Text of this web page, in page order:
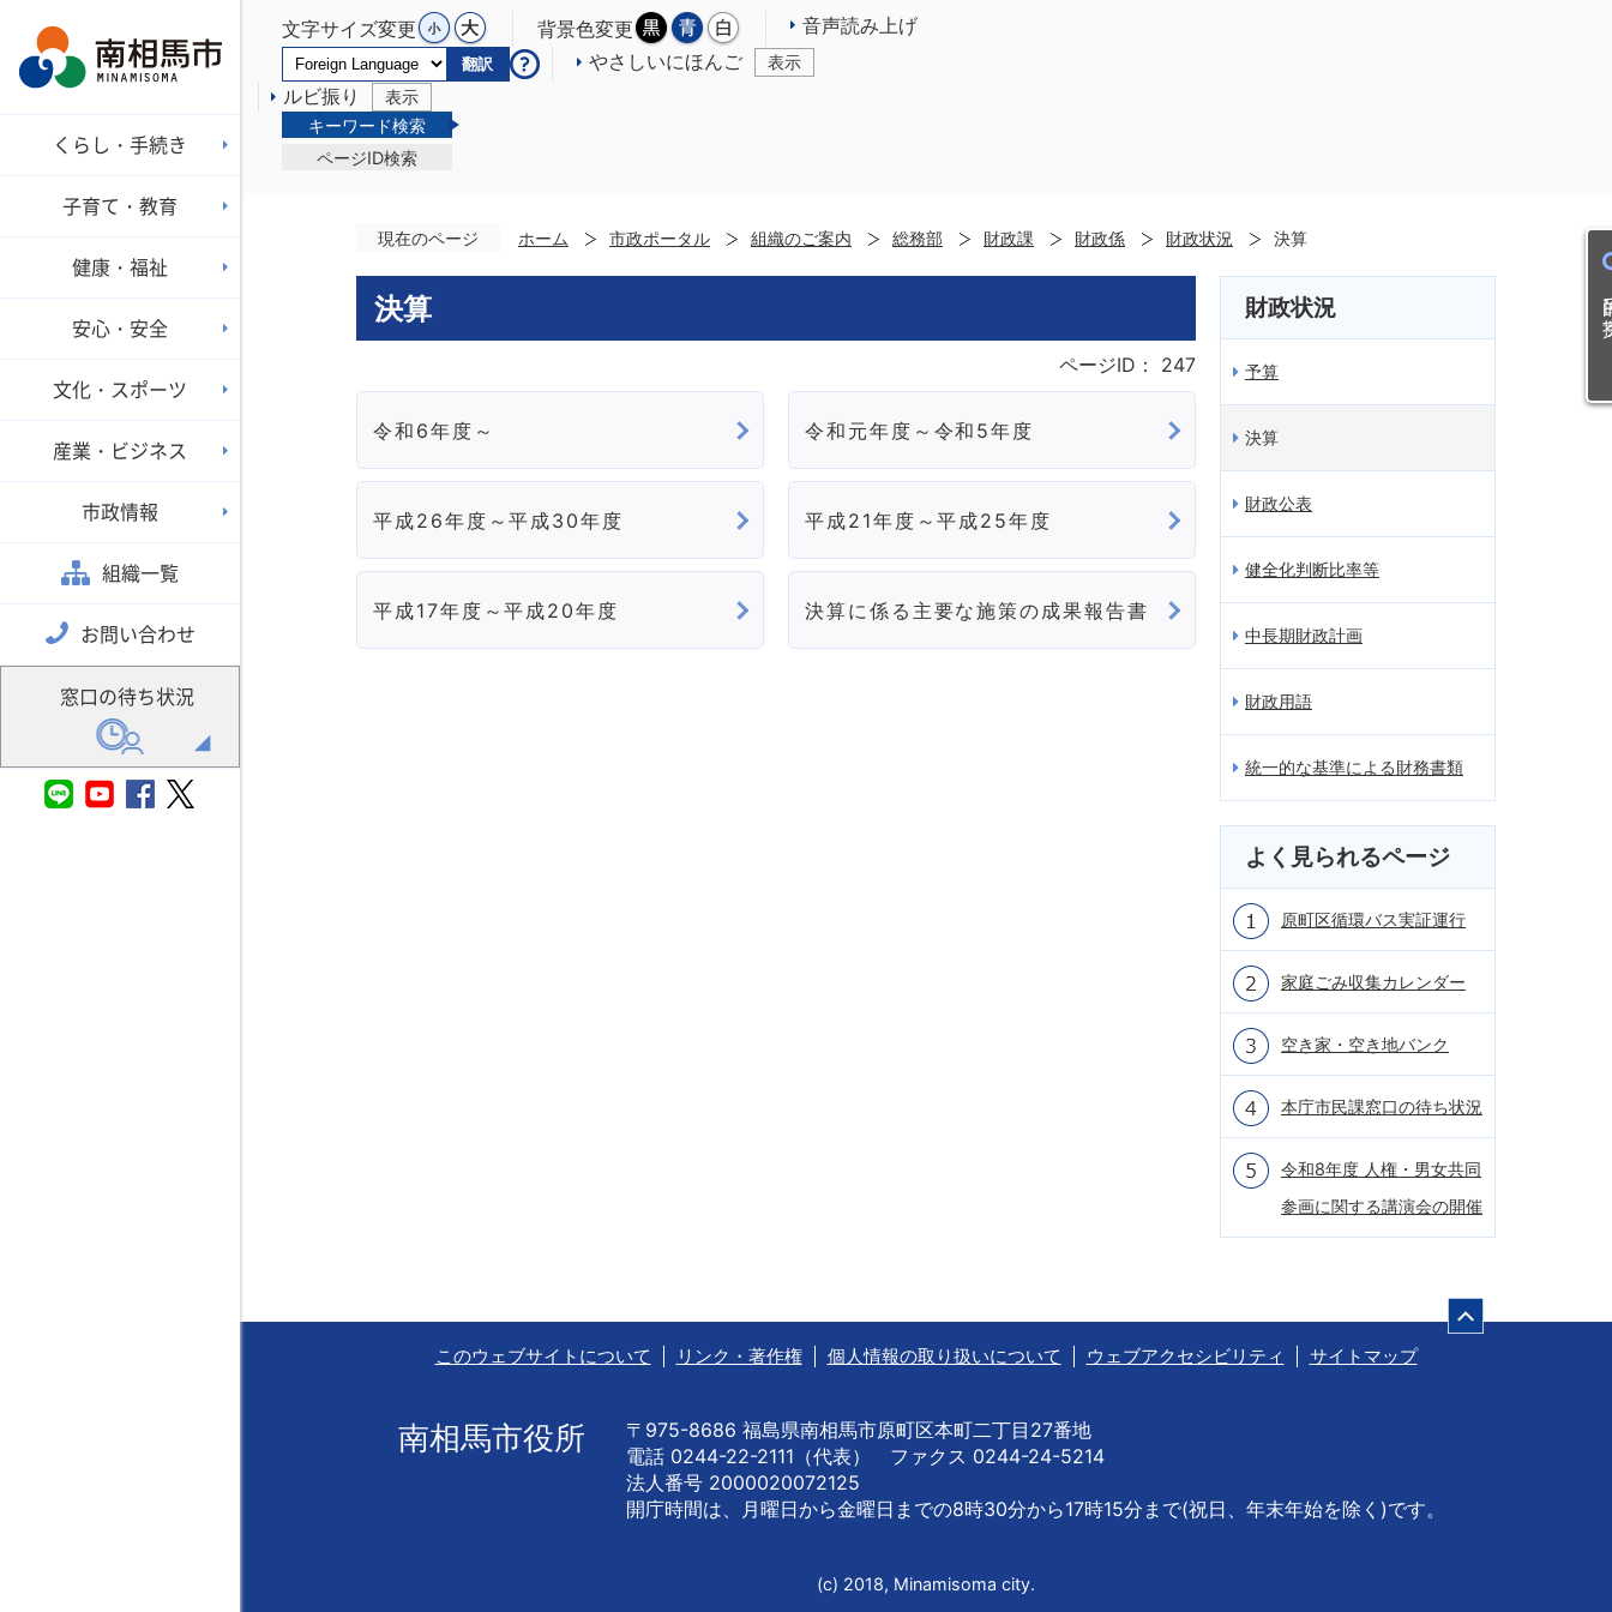
文字サイズ変更 背景色変更 音声読み上げ
翻訳 やさしいにほんご 表示
ルビ振り
表示
キーワード検索
ページID検索
くらし・手続き
子育て・教育
健康・福祉
安心・安全
文化・スポーツ
産業・ビジネス
市政情報
組織一覧
お問い合わせ
窓口の待ち状況
目
現在のページ ホーム 市政ポータル 組織のご案内 総務部 財政課 財政係 財政状況 決算
決算
ページID： 247
令和6年度～ 令和元年度～令和5年度
平成26年度～平成30年度 平成21年度～平成25年度
平成17年度～平成20年度 決算に係る主要な施策の成果報告書
財政状況
予算
決算
財政公表
健全化判断比率等
中長期財政計画
財政用語
統一的な基準による財務書類
よく見られるページ
原町区循環バス実証運行
家庭ごみ収集カレンダー
空き家・空き地バンク
本庁市民課窓口の待ち状況
令和8年度 人権・男女共同
参画に関する講演会の開催
このウェブサイトについて リンク・著作権 個人情報の取り扱いについて ウェブアクセシビリティ サイトマップ
南相馬市役所
〒975-8686 福島県南相馬市原町区本町二丁目27番地
電話 0244-22-2111（代表） ファクス 0244-24-5214
法人番号 2000020072125
開庁時間は、月曜日から金曜日までの8時30分から17時15分まで(祝日、年末年始を除く)です。
(c) 2018, Minamisoma city.